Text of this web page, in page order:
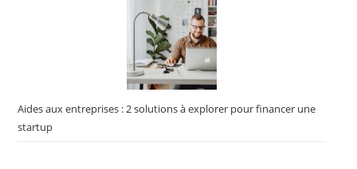
Aides aux entreprises : 2 solutions à explorer pour financer une
startup